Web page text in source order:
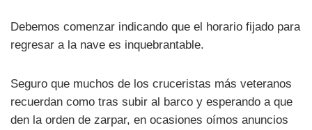
Debemos comenzar indicando que el horario fijado para
regresar a la nave es inquebrantable.
Seguro que muchos de los cruceristas más veteranos
recuerdan como tras subir al barco y esperando a que
den la orden de zarpar, en ocasiones oímos anuncios